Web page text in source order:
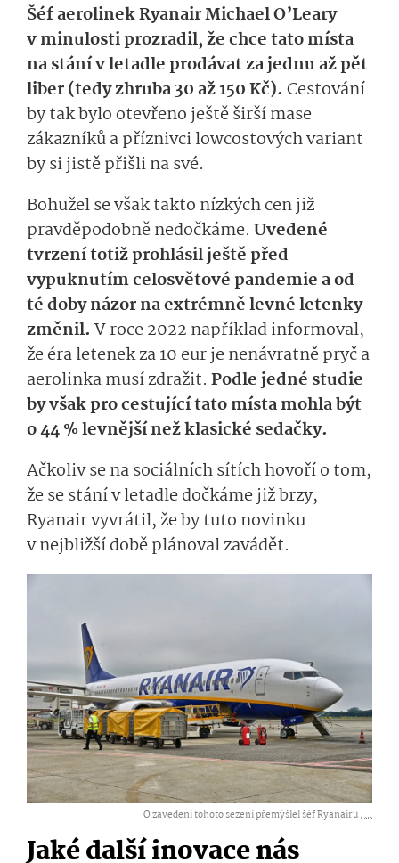
Šéf aerolinek Ryanair Michael O’Leary
v minulosti prozradil, že chce tato místa
na stání v letadle prodávat za jednu až pět
liber (tedy zhruba 30 až 150 Kč). Cestování
by tak bylo otevřeno ještě širší mase
zákazníků a příznivci lowcostových variant
by si jistě přišli na své.
Bohužel se však takto nízkých cen již
pravděpodobně nedočkáme. Uvedené
tvrzení totiž prohlásil ještě před
vypuknutím celosvětové pandemie a od
té doby názor na extrémně levné letenky
změnil. V roce 2022 například informoval,
že éra letenek za 10 eur je nenávratně pryč a
aerolinka musí zdražit. Podle jedné studie
by však pro cestující tato místa mohla být
o 44 % levnější než klasické sedačky.
Ačkoliv se na sociálních sítích hovoří o tom,
že se stání v letadle dočkáme již brzy,
Ryanair vyvrátil, že by tuto novinku
v nejbližší době plánoval zavádět.
O zavedení tohoto sezení přemýšlel šéf Ryanairu ,...
Jaké další inovace nás